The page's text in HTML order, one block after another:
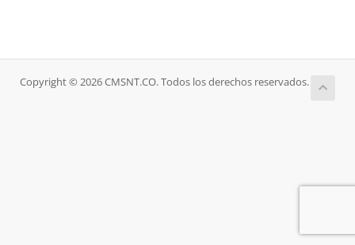
Copyright © 2026 CMSNT.CO. Todos los derechos reservados.